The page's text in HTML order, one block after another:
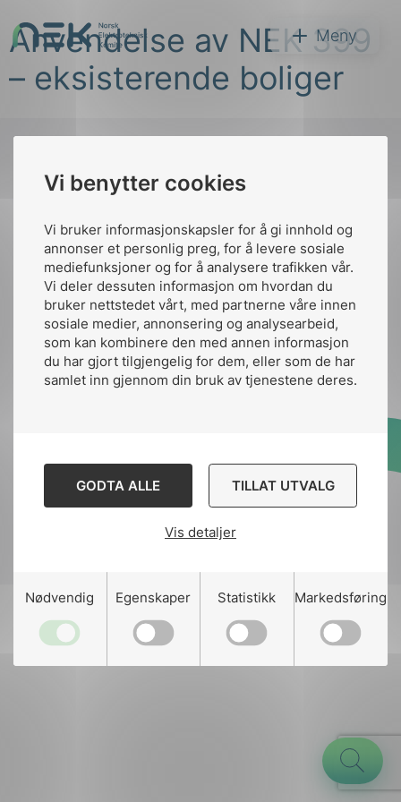
Vi benytter cookies
Vi bruker informasjonskapsler for å gi innhold og
annonser et personlig preg, for å levere sosiale
mediefunksjoner og for å analysere trafikken vår.
Vi deler dessuten informasjon om hvordan du
bruker nettstedet vårt, med partnerne våre innen
sosiale medier, annonsering og analysearbeid,
som kan kombinere den med annen informasjon
du har gjort tilgjengelig for dem, eller som de har
samlet inn gjennom din bruk av tjenestene deres.
GODTA ALLE TILLAT UTVALG
Vis detaljer
Nødvendig Egenskaper Statistikk Markedsføring
innhold
NEK Meny
Søk
Anvendelse av NEK 399
– eksisterende boliger
Kontakt oss
Ansatte
nek@nek.no
Kontakt
Bruk av Cookies
Designed and developed
Stem Agency
toppen